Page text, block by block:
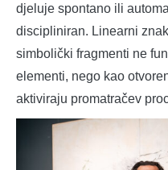
djeluje spontano ili
discipliniran. Linearni
simbolički fragmenti ne
elementi, nego kao
aktiviraju promatračev